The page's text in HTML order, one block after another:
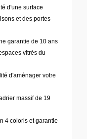
d'une surface
et des portes
garantie de 10 ans
vitrés du
d'aménager votre
massif de 19
4 coloris et garantie